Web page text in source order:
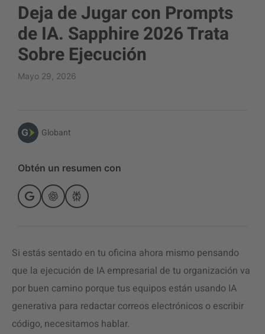
Deja de Jugar con Prompts
de IA. Sapphire 2026 Trata
Sobre Ejecución
Mayo 29, 2026
Globant
Obtén un resumen con
Si estás sentado en tu oficina ahora mismo pensando
que la ejecución de IA empresarial de tu organización va
por buen camino porque tus equipos están usando IA
generativa para redactar correos electrónicos o escribir
código, necesitamos hablar.